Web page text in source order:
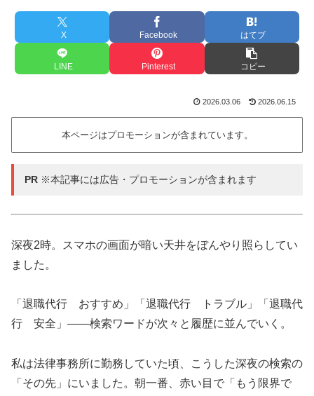
X Facebook はてブ
LINE Pinterest コピー
2026.03.06 2026.06.15
本ページはプロモーションが含まれています。
PR ※本記事には広告・プロモーションが含まれます
深夜2時。スマホの画面が暗い天井をぼんやり照らしてい
ました。
「退職代行 おすすめ」「退職代行 トラブル」「退職代
行 安全」——検索ワードが次々と履歴に並んでいく。
私は法律事務所に勤務していた頃、こうした深夜の検索の
「その先」にいました。朝一番、赤い目で「もう限界で